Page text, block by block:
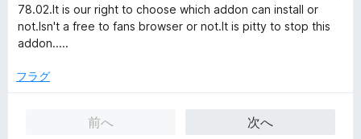
中
5
の
価
78.02.It is our right to choose which addon can install or
not.Isn't a free to fans browser or not.It is pitty to stop this
addon.....
フラグ
前へ
次へ